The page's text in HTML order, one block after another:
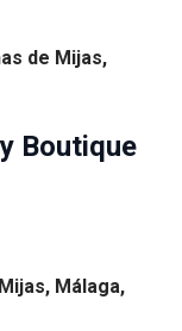
de Mijas,
Boutique
Málaga,